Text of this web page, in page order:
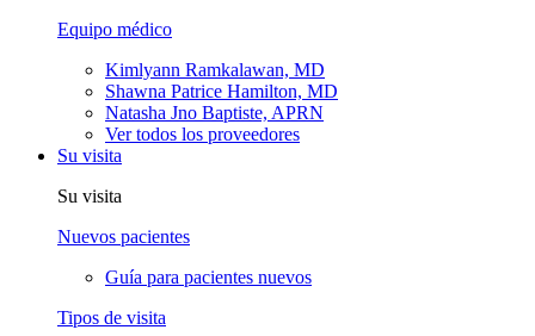
Equipo médico
Kimlyann Ramkalawan, MD
Shawna Patrice Hamilton, MD
Natasha Jno Baptiste, APRN
Ver todos los proveedores
Su visita
Su visita
Nuevos pacientes
Guía para pacientes nuevos
Tipos de visita